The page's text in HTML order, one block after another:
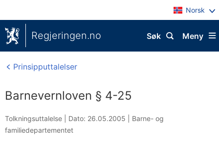
Norsk
Regjeringen.no Meny
Søk
Prinsipputtalelser
Barnevernloven § 4-25
Tolkningsuttalelse | Dato: 26.05.2005
Barne- og
familiedepartementet